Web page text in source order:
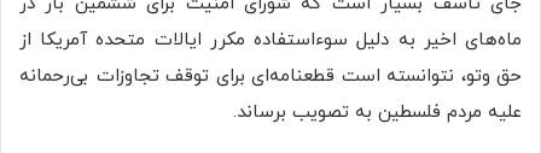
ماه‌های اخیر به دلیل سوء‌استفاده مکرر ایالات متحده آمریکا از
حق وتو، نتوانسته است قطعنامه‌ای برای توقف تجاوزات بی‌رحمانه
علیه مردم فلسطین به تصویب برساند.